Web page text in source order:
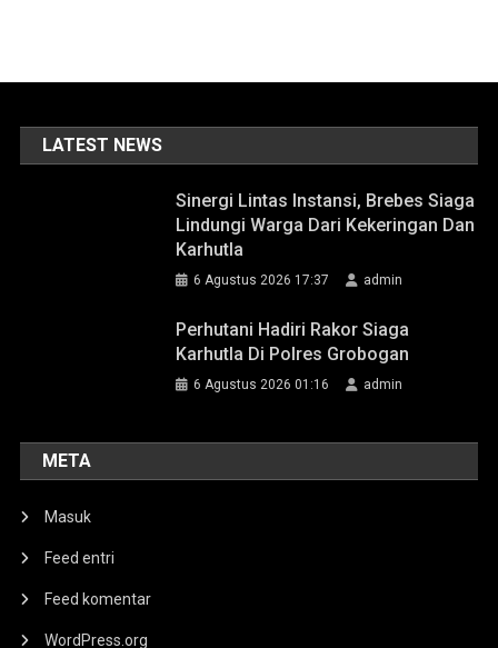
LATEST NEWS
Sinergi Lintas Instansi, Brebes Siaga
Lindungi Warga Dari Kekeringan Dan
Karhutla
6 Agustus 2026 17:37 admin
Perhutani Hadiri Rakor Siaga
Karhutla Di Polres Grobogan
6 Agustus 2026 01:16 admin
META
Masuk
Feed entri
Feed komentar
WordPress.org